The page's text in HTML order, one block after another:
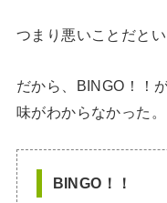
つまり悪いことだとい
だから、BINGO！！
味がわからなかった。
BINGO！！